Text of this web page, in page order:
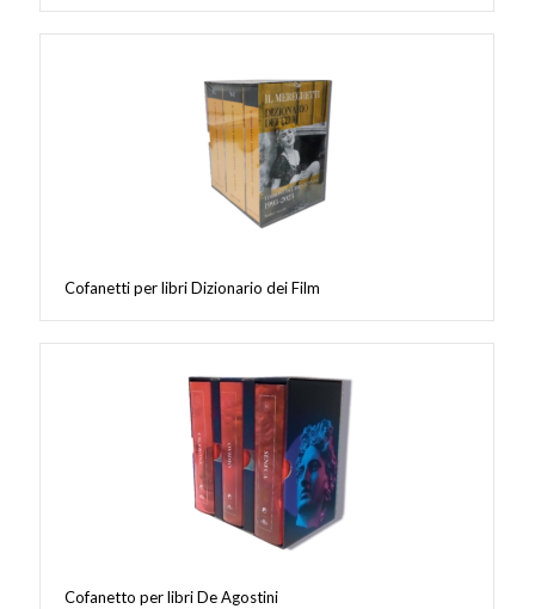
Cofanetti per libri Dizionario dei Film
Cofanetto per libri De Agostini